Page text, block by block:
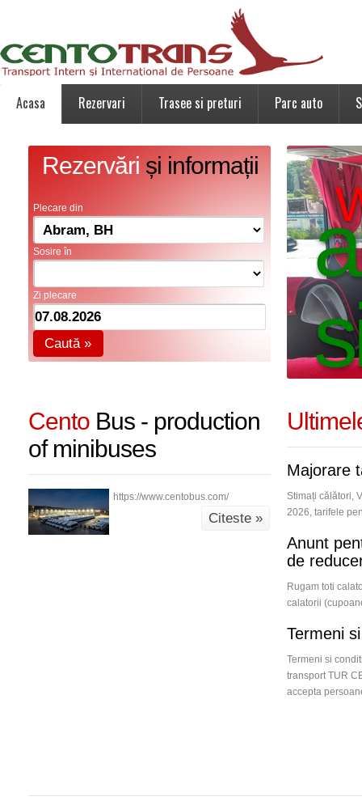
Acasa Rezervari Trasee si preturi Parc auto
Rezervări și informații
Plecare din
Sosire în
Zi plecare
Caută »
Cento Bus - production
of minibuses
https://www.centobus.com/
Citeste »
Majorare
Stimați călători,
2026, tarifele
Anunt
de
Rugam toti
calatorii
Termeni
Termeni si
transport TUR
accepta